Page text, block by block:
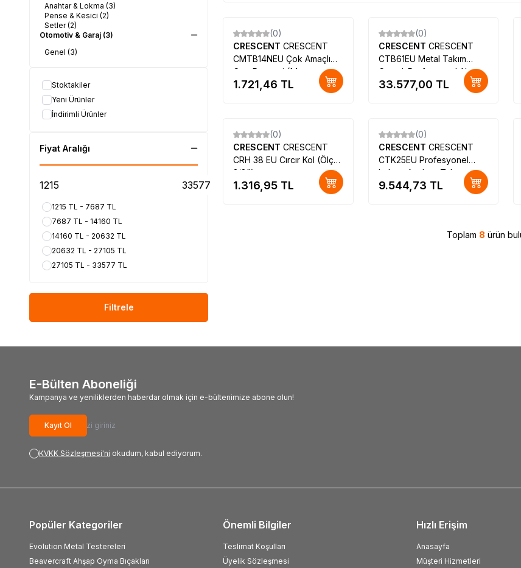
Anahtar & Lokma (3)
Pense & Kesici (2)
Setler(2)
Otomotiv & Garaj (3)
Genel (3)
Stoktakiler
Yeni Ürünler
İndirimli Ürünler
Fiyat Aralığı
1215 TL - 7687 TL
7687 TL - 14160 TL
14160 TL - 20632 TL
20632 TL - 27105 TL
27105 TL - 33577 TL
Filtrele
(0)
CRESCENT CRESCENT
CMTB14NEU Çok Amaçlı
Cep Pensesi (14
Fonksiyonlu)
1.721,46 TL
(0)
CRESCENT CRESCENT
CTB61EU Metal Takım
Çantalı Profesyonel Alet
Seti
33.577,00 TL
(0)
CRESCENT CRESCENT
CRH 38 EU Cırcır Kol (Ölçü
3/8")
1.316,95 TL
(0)
CRESCENT CRESCENT
CTK25EU Profesyonel
Lokma Anahtar Takımı,
25Parça
9.544,73 TL
Toplam 8 ürün
E-Bülten Aboneliği
Kampanya ve yeniliklerden haberdar olmak için e-bültenimize abone olun!
Kayıt Ol
KVKK Sözleşmesi'ni okudum, kabul ediyorum.
Popüler Kategoriler
Evolution Metal Testereleri
Beavercraft Ahşap Oyma Bıçakları
Önemli Bilgiler
Teslimat Koşulları
Üyelik Sözleşmesi
Hızlı Erişim
Anasayfa
Müşteri Hizmetleri